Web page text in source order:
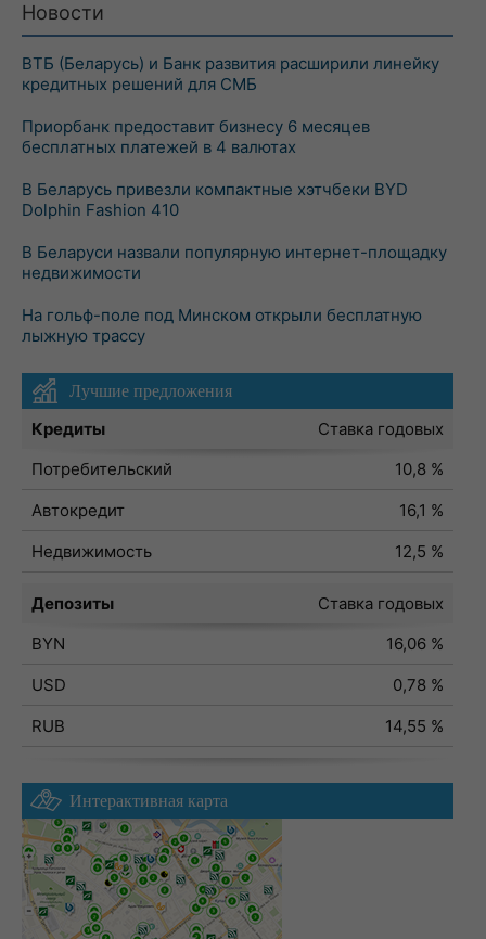
Новости
ВТБ (Беларусь) и Банк развития расширили линейку
кредитных решений для СМБ
Приорбанк предоставит бизнесу 6 месяцев
бесплатных платежей в 4 валютах
В Беларусь привезли компактные хэтчбеки BYD
Dolphin Fashion 410
В Беларуси назвали популярную интернет-площадку
недвижимости
На гольф-поле под Минском открыли бесплатную
лыжную трассу
Лучшие предложения
Кредиты
Ставка годовых
Потребительский
10,8 %
Автокредит
16,1 %
Недвижимость
12,5 %
Депозиты
Ставка годовых
BYN
16,06 %
USD
0,78 %
RUB
14,55 %
Интерактивная карта